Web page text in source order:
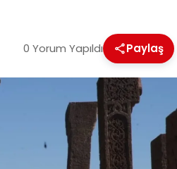
0 Yorum Yapıldı Paylaş